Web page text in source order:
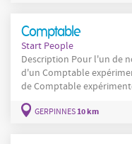
Comptable
Start People
Description Pour l'un de nos clients nous sommes à la recherche
d'un Comptable expérimenté en fiduciaire (h/f/x) . Pour ce poste
de Comptable expérimenté en fiduciaire (h/f/x) vos tâches seront
les suivantes : Gestion autonome d’un portefeuille de dossiers
(indépendants, TPE et PME) de A à Z.
GERPINNES10 km